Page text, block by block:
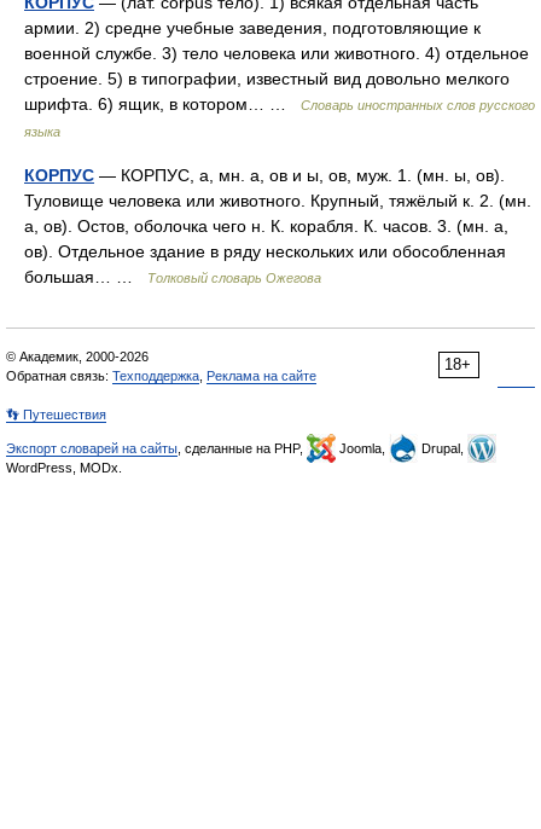
армии. 2) средне учебные заведения, подготовляющие к
военной службе. 3) тело человека или животного. 4) отдельное
строение. 5) в типографии, известный вид довольно мелкого
шрифта. 6) ящик, в котором… …
Словарь иностранных слов русского
языка
КОРПУС — КОРПУС, а, мн. а, ов и ы, ов, муж. 1. (мн. ы, ов).
Туловище человека или животного. Крупный, тяжёлый к. 2. (мн.
а, ов). Остов, оболочка чего н. К. корабля. К. часов. 3. (мн. а,
ов). Отдельное здание в ряду нескольких или обособленная
большая… …
Толковый словарь Ожегова
18+
© Академик, 2000-2026
Обратная связь: Техподдержка Реклама на сайте
👣 Путешествия
Экспорт словарей на сайты , сделанные на PHP, Joomla,
Drupal,
WordPress, MODx.